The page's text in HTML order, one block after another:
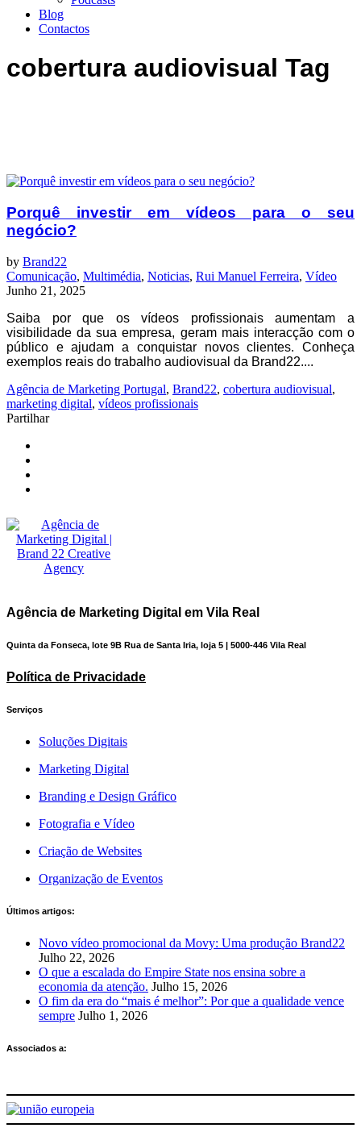
Blog
Contactos
cobertura audiovisual Tag
Porquê investir em vídeos para o seu
negócio?
by Brand22
Comunicação, Multimédia, Noticias, Rui Manuel Ferreira, Vídeo
Junho 21, 2025
Saiba por que os vídeos profissionais aumentam a
visibilidade da sua empresa, geram mais interacção com o
público e ajudam a conquistar novos clientes. Conheça
exemplos reais do trabalho audiovisual da Brand22....
Agência de Marketing Portugal, Brand22, cobertura audiovisual,
marketing digital, vídeos profissionais
Partilhar
Agência de Marketing Digital em Vila Real
Quinta da Fonseca, lote 9B Rua de Santa Iria, loja 5 | 5000-446 Vila Real
Política de Privacidade
Serviços
Soluções Digitais
Marketing Digital
Branding e Design Gráfico
Fotografia e Vídeo
Criação de Websites
Organização de Eventos
Últimos artigos:
Novo vídeo promocional da Movy: Uma produção Brand22
Julho 22, 2026
O que a escalada do Empire State nos ensina sobre a
economia da atenção. Julho 15, 2026
O fim da era do “mais é melhor”: Por que a qualidade vence
sempre Julho 1, 2026
Associados a: